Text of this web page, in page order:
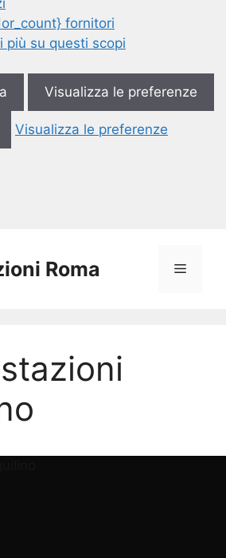
fornitori
più su questi scopi
Visualizza le preferenze
Visualizza le preferenze
Roma Menu